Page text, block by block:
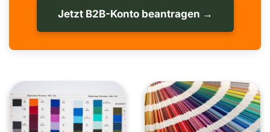
Jetzt B2B-Konto beantragen →